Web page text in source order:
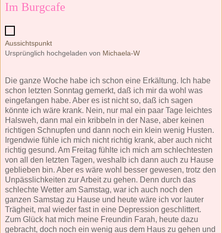
Im Burgcafe
Aussichtspunkt
Ursprünglich hochgeladen von Michaela-W
Die ganze Woche habe ich schon eine Erkältung. Ich habe
schon letzten Sonntag gemerkt, daß ich mir da wohl was
eingefangen habe. Aber es ist nicht so, daß ich sagen
könnte ich wäre krank. Nein, nur mal ein paar Tage leichtes
Halsweh, dann mal ein kribbeln in der Nase, aber keinen
richtigen Schnupfen und dann noch ein klein wenig Husten.
Irgendwie fühle ich mich nicht richtig krank, aber auch nicht
richtig gesund. Am Freitag fühlte ich mich am schlechtesten
von all den letzten Tagen, weshalb ich dann auch zu Hause
geblieben bin. Aber es wäre wohl besser gewesen, trotz den
Unpässlichkeiten zur Arbeit zu gehen. Denn durch das
schlechte Wetter am Samstag, war ich auch noch den
ganzen Samstag zu Hause und heute wäre ich vor lauter
Trägheit, mal wieder fast in eine Depression geschlittert.
Zum Glück hat mich meine Freundin Farah, heute dazu
gebracht, doch noch ein wenig aus dem Haus zu gehen und